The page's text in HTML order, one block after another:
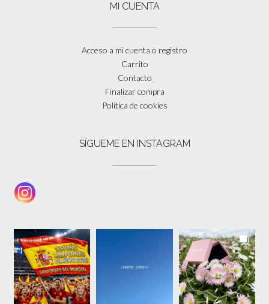
MI CUENTA
Acceso a mi cuenta o registro
Carrito
Contacto
Finalizar compra
Política de cookies
SÍGUEME EN INSTAGRAM